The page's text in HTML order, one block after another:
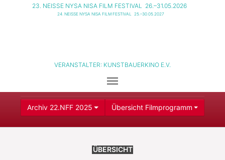
23. NEISSE NYSA NISA FILM FESTIVAL 26.–31.05.2026
24. NEISSE NYSA NISA FILM FESTIVAL 25.–30.05.2027
VERANSTALTER: KUNSTBAUERKINO E.V.
Archiv 22.NFF 2025 Übersicht Filmprogramm
ÜBERSICHT